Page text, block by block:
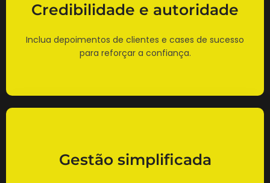
Credibilidade e autoridade
Inclua depoimentos de clientes e cases de sucesso
para reforçar a confiança.
Gestão simplificada